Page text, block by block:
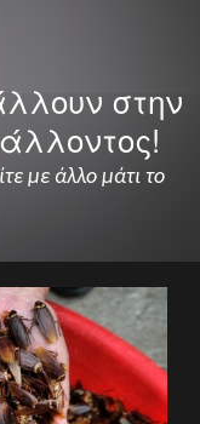
στην
με άλλο μάτι το